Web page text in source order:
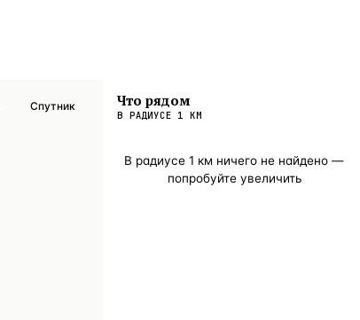
Спутник Что рядом
В РАДИУСЕ 1 КМ
В радиусе 1 км ничего не найдено —
попробуйте увеличить